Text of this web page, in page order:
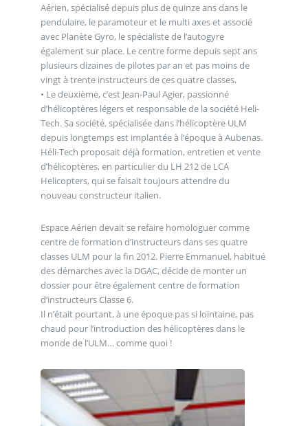
Aérien, spécialisé depuis plus de quinze ans dans le
pendulaire, le paramoteur et le multi axes et associé
avec Planète Gyro, le spécialiste de l’autogyre
également sur place. Le centre forme depuis sept ans
plusieurs dizaines de pilotes par an et pas moins de
vingt à trente instructeurs de ces quatre classes.
• Le deuxième, c’est Jean-Paul Agier, passionné
d’hélicoptères légers et responsable de la société Heli-
Tech. Sa société, spécialisée dans l’hélicoptère ULM
depuis longtemps est implantée à l’époque à Aubenas.
Héli-Tech proposait déjà formation, entretien et vente
d’hélicoptères, en particulier du LH 212 de LCA
Helicopters, qui se faisait toujours attendre du
nouveau constructeur italien.
Espace Aérien devait se refaire homologuer comme
centre de formation d’instructeurs dans ses quatre
classes ULM pour la fin 2012. Pierre Emmanuel, habitué
des démarches avec la DGAC, décide de monter un
dossier pour être également centre de formation
d’instructeurs Classe 6.
Il n’était pourtant, à une époque pas si lointaine, pas
chaud pour l’introduction des hélicoptères dans le
monde de l’ULM… comme quoi !